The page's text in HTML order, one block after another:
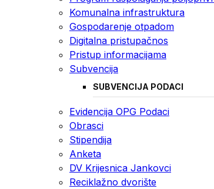
Komunalna infrastruktura
Gospodarenje otpadom
Digitalna pristupačnos
Pristup informacijama
Subvencija
SUBVENCIJA PODACI
Evidencija OPG Podaci
Obrasci
Stipendija
Anketa
DV Krijesnica Jankovci
Reciklažno dvorište